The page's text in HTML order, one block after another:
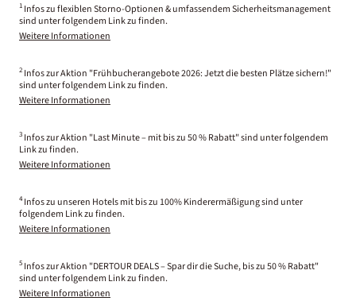
1 Infos zu flexiblen Storno-Optionen & umfassendem Sicherheitsmanagement
sind unter folgendem Link zu finden.
Weitere Informationen
2 Infos zur Aktion "Frühbucherangebote 2026: Jetzt die besten Plätze sichern!"
sind unter folgendem Link zu finden.
Weitere Informationen
3 Infos zur Aktion "Last Minute – mit bis zu 50 % Rabatt" sind unter folgendem
Link zu finden.
Weitere Informationen
4 Infos zu unseren Hotels mit bis zu 100% Kinderermäßigung sind unter
folgendem Link zu finden.
Weitere Informationen
5 Infos zur Aktion "DERTOUR DEALS – Spar dir die Suche, bis zu 50 % Rabatt"
sind unter folgendem Link zu finden.
Weitere Informationen